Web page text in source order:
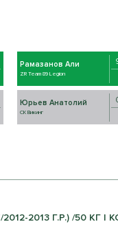
Рамазанов Али
ZR Team 89 Legion
Юрьев Анатолий
СК Викинг
2012-2013 Г.Р.) /50 КГ |